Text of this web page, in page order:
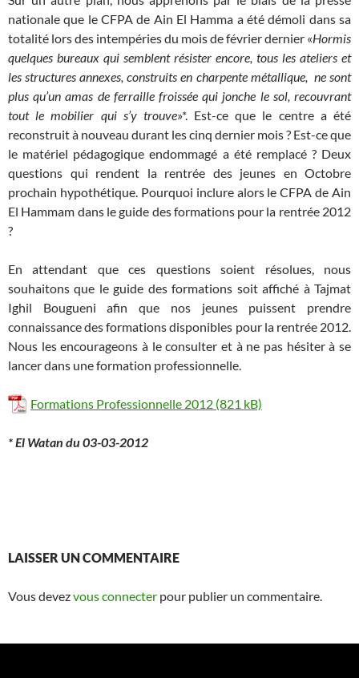
nationale que le CFPA de Ain El Hamma a été démoli dans sa
totalité lors des intempéries du mois de février dernier «Hormis
quelques bureaux qui semblent résister encore, tous les ateliers et
les structures annexes, construits en charpente métallique, ne sont
plus qu’un amas de ferraille froissée qui jonche le sol, recouvrant
tout le mobilier qui s’y trouve»*. Est-ce que le centre a été
reconstruit à nouveau durant les cinq dernier mois ? Est-ce que
le matériel pédagogique endommagé a été remplacé ? Deux
questions qui rendent la rentrée des jeunes en Octobre
prochain hypothétique. Pourquoi inclure alors le CFPA de Ain
El Hammam dans le guide des formations pour la rentrée 2012
?
En attendant que ces questions soient résolues, nous
souhaitons que le guide des formations soit affiché à Tajmat
Ighil Bougueni afin que nos jeunes puissent prendre
connaissance des formations disponibles pour la rentrée 2012.
Nous les encourageons à le consulter et à ne pas hésiter à se
lancer dans une formation professionnelle.
Formations Professionnelle 2012
* El Watan du 03-03-2012
LAISSER UN COMMENTAIRE
Vous devezvous connecter pour publier un commentaire.